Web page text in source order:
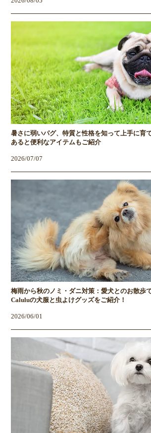
暑さに弱いパグ、特質と性格を知って上手に育
あると便利なアイテムもご紹介
2026/07/07
梅雨から秋のノミ・ダニ対策：愛犬とのお散歩
Caluluの犬服と虫よけグッズをご紹介！
2026/06/01